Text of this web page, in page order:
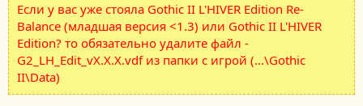
Если у вас уже стояла Gothic II L'HIVER Edition Re-
Balance (младшая версия <1.3) или Gothic II L'HIVER
Edition? то обязательно удалите файл -
G2_LH_Edit_vХ.Х.Х.vdf из папки с игрой (...\Gothic
II\Data)